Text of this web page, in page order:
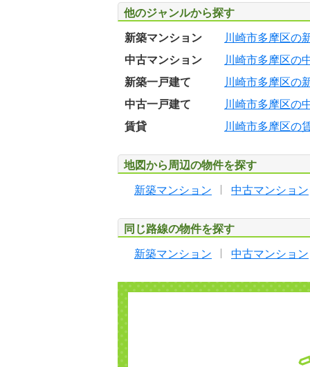
他のジャンルから探す
新築マンション
川崎市多摩区の
中古マンション
川崎市多摩区の
新築一戸建て
川崎市多摩区の
中古一戸建て
川崎市多摩区の
賃貸
川崎市多摩区の
地図から周辺の物件を探す
新築マンション 中古マンション
同じ路線の物件を探す
新築マンション 中古マンション